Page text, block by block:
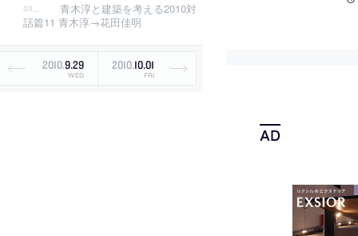
青木淳と建築を考える2010対
話篇11 青木淳→花田佳明
2010.9.29
WED
2010.10.01
FRI